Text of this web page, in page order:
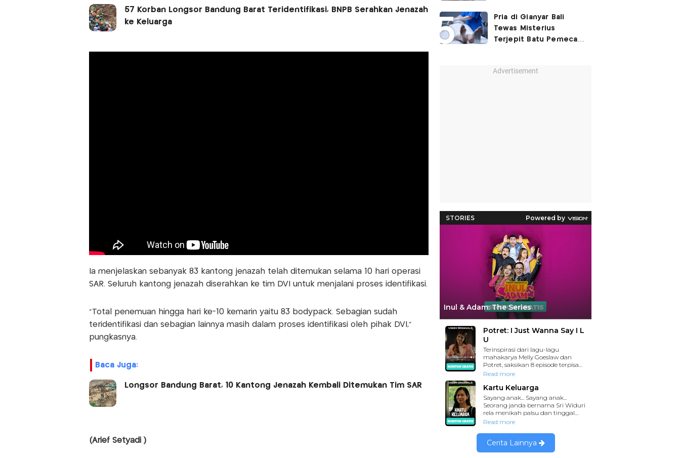
57 Korban Longsor Bandung Barat Teridentifikasi, BNPB Serahkan Jenazah
ke Keluarga
Ia menjelaskan sebanyak 83 kantong jenazah telah ditemukan selama 10 hari operasi
SAR. Seluruh kantong jenazah diserahkan ke tim DVI untuk menjalani proses identifikasi.
“Total penemuan hingga hari ke-10 kemarin yaitu 83 bodypack. Sebagian sudah
teridentifikasi dan sebagian lainnya masih dalam proses identifikasi oleh pihak DVI,”
pungkasnya.
Baca Juga:
Longsor Bandung Barat, 10 Kantong Jenazah Kembali Ditemukan Tim SAR
(Arief Setyadi )
Pria di Gianyar Bali
Tewas Misterius
Terjepit Batu Pemecah
Advertisement